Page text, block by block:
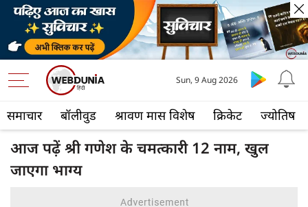
समाचार बॉलीवुड श्रावण मास विशेष क्रिकेट ज्योतिष
Sun, 9 Aug 2026
आज पढ़ें श्री गणेश के चमत्कारी 12 नाम, खुल
जाएगा भाग्य